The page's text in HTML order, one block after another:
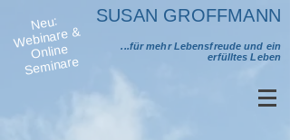
SUSAN GROFFMANN
...für mehr Lebensfreude und ein
erfülltes Leben
Neu:
Webinare &
Online
Se
minare